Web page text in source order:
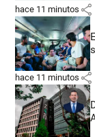
hace 11 minutos share
hace 11 minutos share